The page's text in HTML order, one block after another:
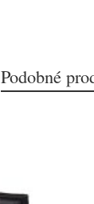
Podobné